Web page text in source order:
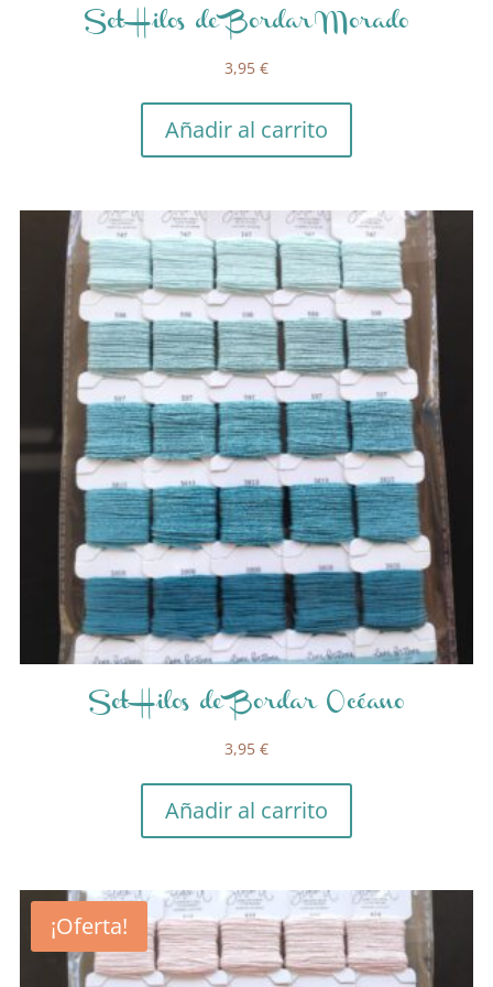
Set Hilos de Bordar Morado
3,95 €
Añadir al carrito
Set Hilos de Bordar Océano
3,95 €
Añadir al carrito
¡Oferta!